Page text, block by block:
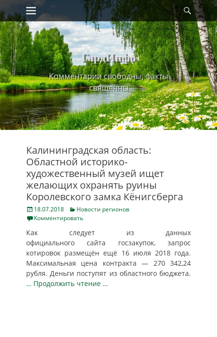
Skip
to
content
Primary Menu
ГардИнфо
Комментарии свободны, факты
священны
Калининградская область:
Областной историко-
художественный музей ищет
желающих охранять руины
Королевского замка Кёнигсберга
Posted
on
18.07.2018 Categories
Новости регионов
Комментировать
Как следует из данных
официального сайта госзакупок, запрос
котировок размещён ещё 16 июля 2018 года.
Максимальная цена контракта — 270 342,24
рубля. Деньги поступят из областного бюджета.
… Продолжить чтение …